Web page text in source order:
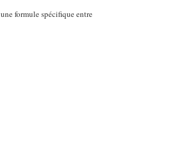
formule spécifique entre